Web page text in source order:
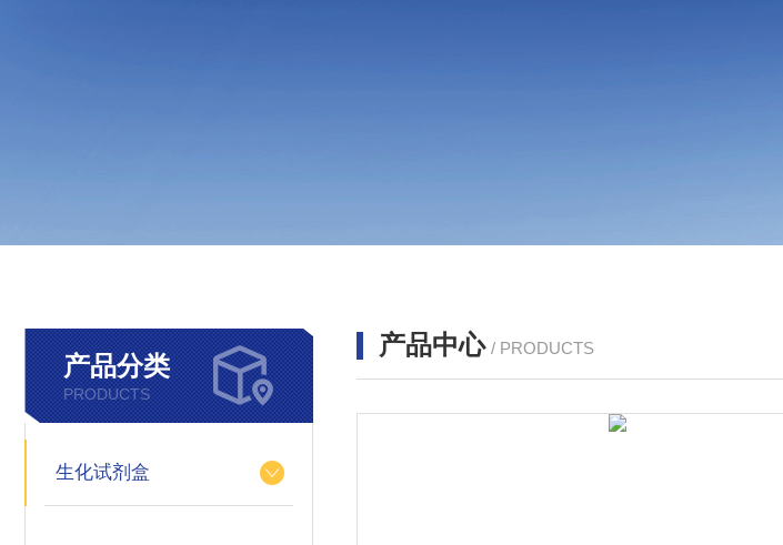
产品分类
PRODUCTS
生化试剂盒
产品中心 / PRODUCTS